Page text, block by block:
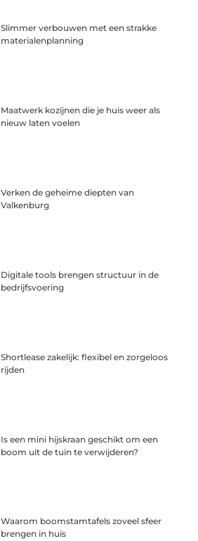
Slimmer verbouwen met een strakke
materialenplanning
Maatwerk kozijnen die je huis weer als
nieuw laten voelen
Verken de geheime diepten van
Valkenburg
Digitale tools brengen structuur in de
bedrijfsvoering
Shortlease zakelijk: flexibel en zorgeloos
rijden
Is een mini hijskraan geschikt om een
boom uit de tuin te verwijderen?
Waarom boomstamtafels zoveel sfeer
brengen in huis